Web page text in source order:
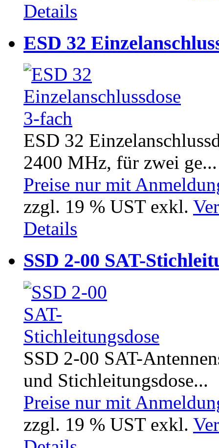
Details
ESD 32
ESD 32
2400 MHz, für zwei ge...
Preise nur mit
zzgl. 19 % UST exkl.
Details
SSD 2-00 SAT-
SSD 2-00 SAT-
und Stichleitungsdose...
Preise nur mit
zzgl. 19 % UST exkl.